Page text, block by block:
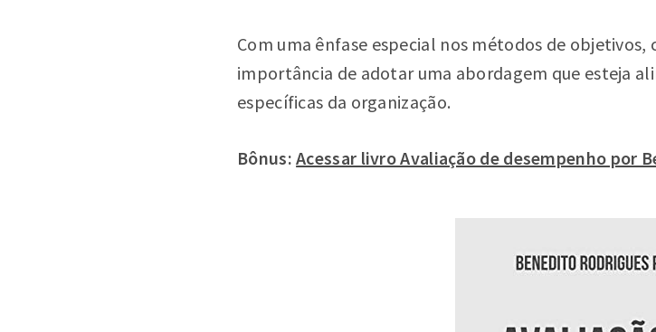
Com uma ênfase especial nos métodos de
importância de adotar uma abordagem que esteja
específicas da organização.
Bônus:Acessar livro Avaliação de desempenho por